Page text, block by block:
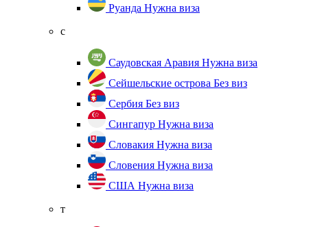
Руанда Нужна виза
с
Саудовская Аравия Нужна виза
Сейшельские острова Без виз
Сербия Без виз
Сингапур Нужна виза
Словакия Нужна виза
Словения Нужна виза
США Нужна виза
т